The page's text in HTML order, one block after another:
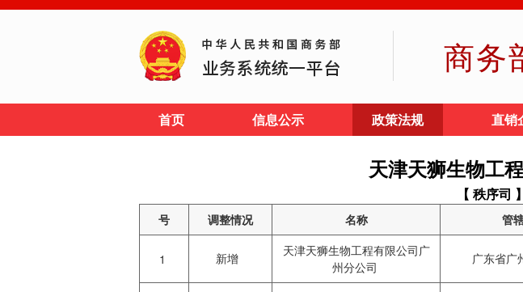
商务
首页 信息公示 政策法规 直销
天津天狮生物工
【 秩序司 】
号 调整情况 名称 管
1 新增
天津天狮生物工程有限公司广
州分公司
广东省广